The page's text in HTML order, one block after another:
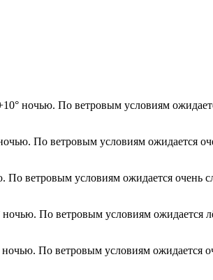
ночью. По ветровым условиям
По ветровым условиям ожидается
По ветровым условиям ожидается очень
По ветровым условиям ожидается
По ветровым условиям ожидается